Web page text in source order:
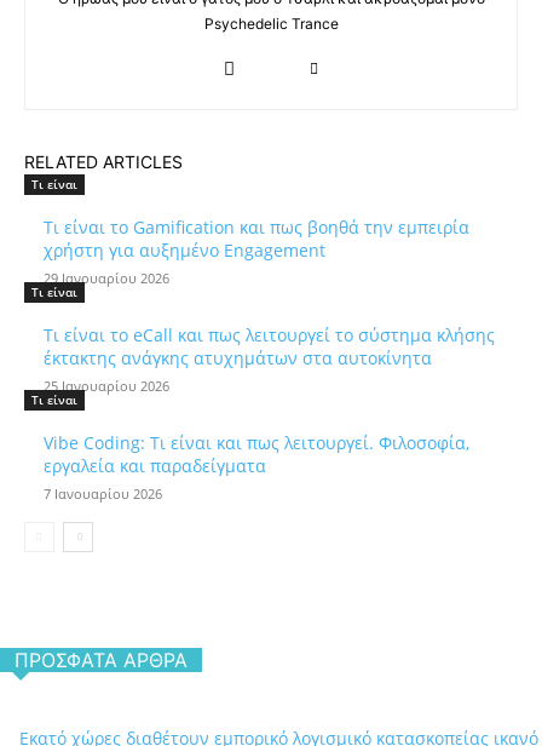
Psychedelic Trance
RELATED ARTICLES
Τι είναι
Τι είναι το Gamification και πως βοηθά την εμπειρία
χρήστη για αυξημένο Engagement
29 Ιανουαρίου 2026
Τι είναι
Τι είναι το eCall και πως λειτουργεί το σύστημα κλήσης
έκτακτης ανάγκης ατυχημάτων στα αυτοκίνητα
25 Ιανουαρίου 2026
Τι είναι
Vibe Coding: Τι είναι και πως λειτουργεί. Φιλοσοφία,
εργαλεία και παραδείγματα
7 Ιανουαρίου 2026
ΠΡΌΣΦΑΤΑ ΆΡΘΡΑ
Εκατό χώρες διαθέτουν εμπορικό λογισμικό κατασκοπείας ικανό